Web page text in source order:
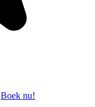
Boek nu!